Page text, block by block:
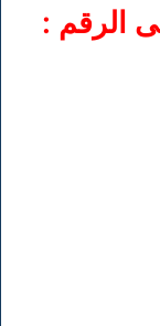
الرقم :